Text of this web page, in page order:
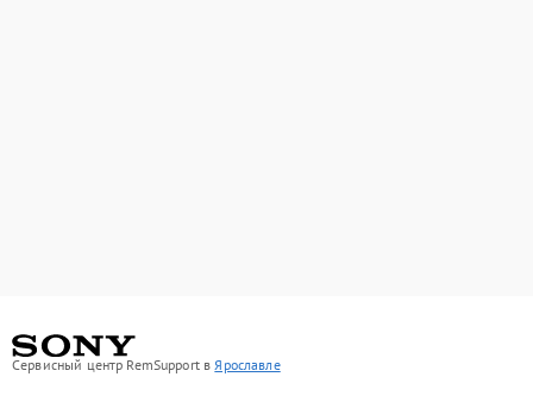
Сервисный центр RemSupport в Ярославле